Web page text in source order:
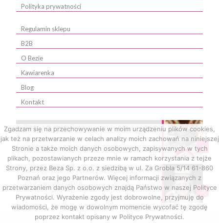
Polityka prywatności
Regulamin sklepu
B2B
O Bezie
Kawiarenka
Blog
Kontakt
0
Black is the new Gold
10 stycznia, 2019
0
BEZA UP your life – Zima 2018/2019
22 grudnia, 2018
Zgadzam się na przechowywanie w moim urządzeniu plików cookies,
jak też na przetwarzanie w celach analizy moich zachowań na niniejszej
Stronie a także moich danych osobowych, zapisywanych w tych
plikach, pozostawianych przeze mnie w ramach korzystania z tejże
Strony, przez Beza Sp. z o.o. z siedzibą w ul. Za Grobla 5/14 61-860
Poznań oraz jego Partnerów. Więcej informacji związanych z
przetwarzaniem danych osobowych znajdą Państwo w naszej Polityce
Prywatności. Wyrażenie zgody jest dobrowolne, przyjmuję do
wiadomości, że mogę w dowolnym momencie wycofać tę zgodę
poprzez kontakt opisany w Polityce Prywatności.